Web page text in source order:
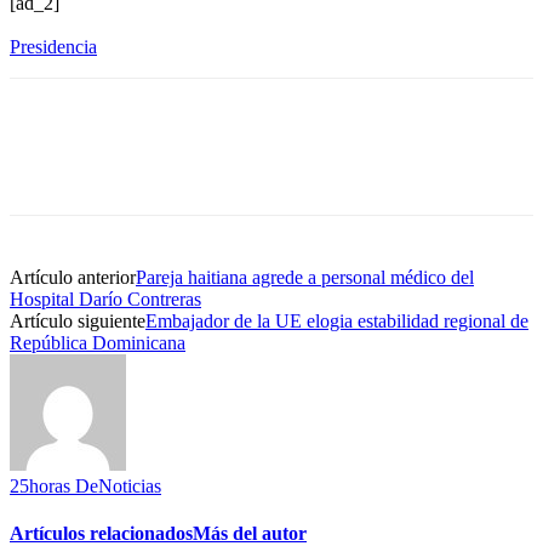
Presidencia
Artículo anteriorPareja haitiana agrede a personal médico del
Hospital Darío Contreras
Artículo siguienteEmbajador de la UE elogia estabilidad regional de
República Dominicana
25horas DeNoticias
Artículos relacionadosMás del autor